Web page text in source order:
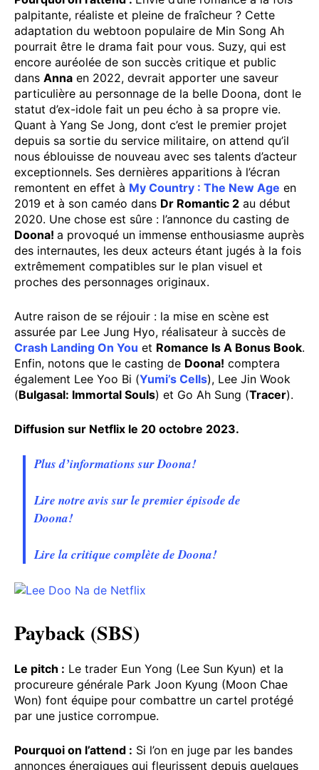
palpitante, réaliste et pleine de fraîcheur ? Cette
adaptation du webtoon populaire de Min Song Ah
pourrait être le drama fait pour vous. Suzy, qui est
encore auréolée de son succès critique et public
dans Anna en 2022, devrait apporter une saveur
particulière au personnage de la belle Doona, dont le
statut d’ex-idole fait un peu écho à sa propre vie.
Quant à Yang Se Jong, dont c’est le premier projet
depuis sa sortie du service militaire, on attend qu’il
nous éblouisse de nouveau avec ses talents d’acteur
exceptionnels. Ses dernières apparitions à l’écran
remontent en effet à My Country : The New Age en
2019 et à son caméo dans Dr Romantic 2 au début
2020. Une chose est sûre : l’annonce du casting de
Doona! a provoqué un immense enthousiasme auprès
des internautes, les deux acteurs étant jugés à la fois
extrêmement compatibles sur le plan visuel et
proches des personnages originaux.
Autre raison de se réjouir : la mise en scène est
assurée par Lee Jung Hyo, réalisateur à succès de
Crash Landing On You et Romance Is A Bonus Book.
Enfin, notons que le casting de Doona! comptera
également Lee Yoo Bi (Yumi’s Cells), Lee Jin Wook
(Bulgasal: Immortal Souls) et Go Ah Sung (Tracer).
Diffusion sur Netflix le 20 octobre 2023.
Plus d’informations sur Doona!
Lire notre avis sur le premier épisode de
Doona!
Lire la critique complète de Doona!
Payback (SBS)
Le pitch : Le trader Eun Yong (Lee Sun Kyun) et la
procureure générale Park Joon Kyung (Moon Chae
Won) font équipe pour combattre un cartel protégé
par une justice corrompue.
Pourquoi on l’attend : Si l’on en juge par les bandes
annonces énergiques qui fleurissent depuis quelques